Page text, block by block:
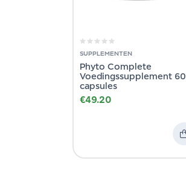
SUPPLEMENTEN
Phyto Complete
Voedingssupplement 60
capsules
€49.20